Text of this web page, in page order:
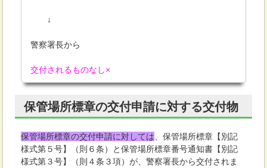
↓
警察署長から
交付されるものなし×
保管場所標章の交付申請に対する交付物
保管場所標章の交付申請に対しては 、保管場所標章【別記
様式第５号】（則６条）と保管場所標章番号通知書【別記
様式第３号】（則４条３項）が、警察署長から交付されま